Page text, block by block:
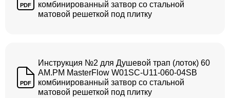
PDF
комбинированный затвор со стальной
матовой решеткой под плитку
PDF
Инструкция №2 для Душевой трап (лоток) 60
AM.PM MasterFlow W01SC-U11-060-04SB
комбинированный затвор со стальной
матовой решеткой под плитку